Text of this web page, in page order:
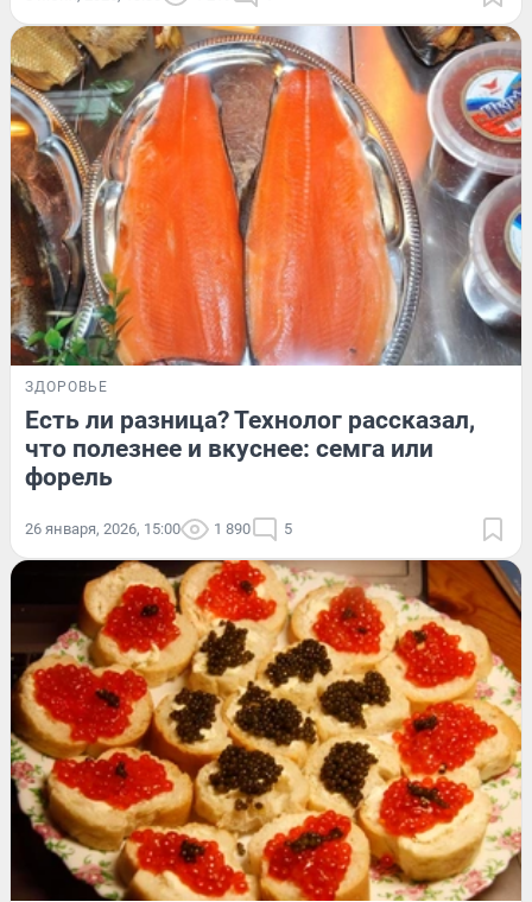
ЗДОРОВЬЕ
Есть ли разница? Технолог рассказал,
что полезнее и вкуснее: семга или
форель
26 января, 2026, 15:00 1 890 5